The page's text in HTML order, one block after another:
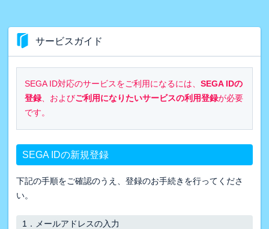
サービスガイド
SEGA ID対応のサービスをご利用になるには、SEGA IDの
登録 、およびご利用になりたいサービスの利用登録が必要
です。
SEGA IDの新規登録
下記の手順をご確認のうえ、登録のお手続きを行ってくださ
い。
1． メールアドレスの入力